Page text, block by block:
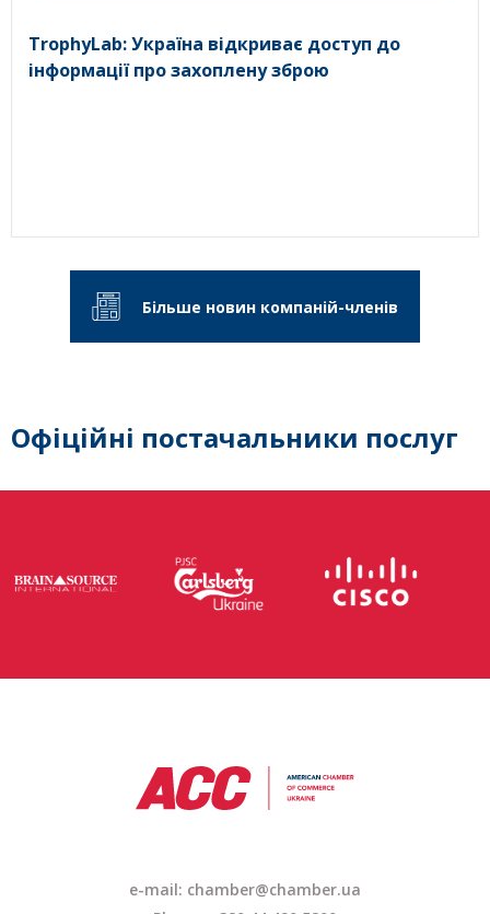
TrophyLab: Україна відкриває доступ до
інформації про захоплену зброю
Більше новин компаній-членів
Офіційні постачальники послуг
e-mail: chamber@chamber.ua